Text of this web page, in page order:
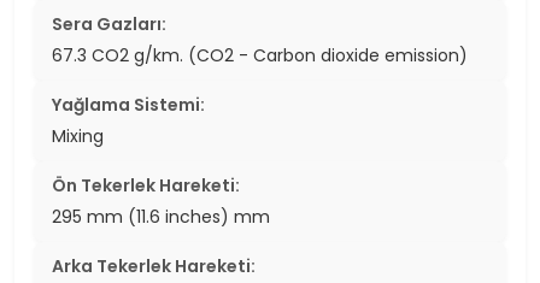
Sera Gazları:
67.3 CO2 g/km. (CO2 - Carbon dioxide emission)
Yağlama Sistemi:
Mixing
Ön Tekerlek Hareketi:
295 mm (11.6 inches) mm
Arka Tekerlek Hareketi: